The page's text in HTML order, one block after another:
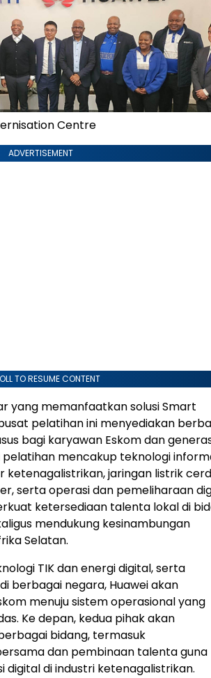
Centre
ADVERTISEMENT
TO RESUME CONTENT
yang memanfaatkan solusi Smart
pelatihan ini menyediakan
bagi karyawan Eskom dan
mencakup teknologi
ketenagalistrikan, jaringan listrik
serta operasi dan pemeliharaan
ketersediaan talenta lokal di
mendukung kesinambungan
Selatan.
TIK dan energi digital, serta
berbagai negara, Huawei akan
menuju sistem operasional yang
Ke depan, kedua pihak akan
bidang, termasuk
dan pembinaan talenta guna
di industri ketenagalistrikan.